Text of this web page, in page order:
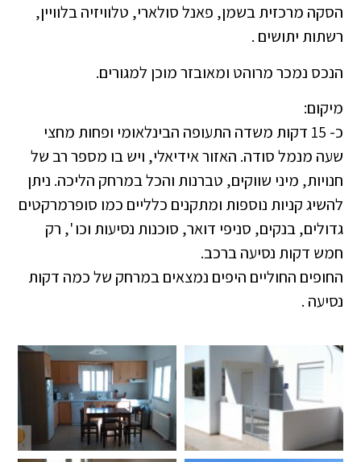
הסקה מרכזית בשמן, פאנל סולארי, טלוויזיה בלוויין,
רשתות יתושים .
הנכס נמכר מרוהט ומאובזר מוכן למגורים.
מיקום:
כ- 15 דקות משדה התעופה הבינלאומי ופחות מחצי
שעה מנמל סודה. האזור אידיאלי, ויש בו מספר רב של
חנויות, מיני שווקים, טברנות והכל במרחק הליכה. ניתן
להשיג קניות נוספות ומתקנים כלליים כמו סופרמרקטים
גדולים, בנקים, סניפי דואר, סוכנות נסיעות וכו ', רק
חמש דקות נסיעה ברכב.
החופים החוליים היפים נמצאים במרחק של כמה דקות
נסיעה .